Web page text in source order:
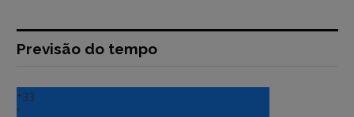
Previsão do tempo
+33
°